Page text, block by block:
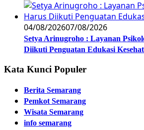
04/08/202607/08/2026
Setya Arinugroho : Layanan
Diikuti Penguatan Edukasi
Kata Kunci Populer
Berita Semarang
Pemkot Semarang
Wisata Semarang
info semarang